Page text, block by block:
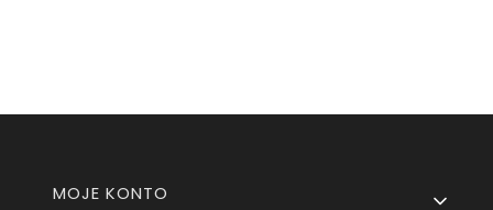
Linki w stopce
MOJE KONTO